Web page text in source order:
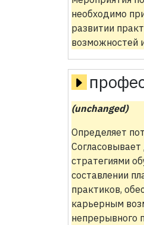
необходимо
развитии
возможностей
(unchanged)
Определяет
стратегиями
составлении
практиков,
карьерным
непрерывного